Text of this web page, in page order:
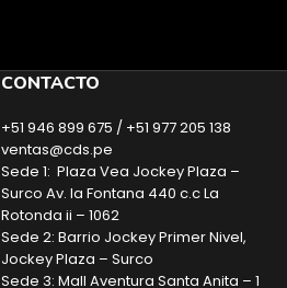
CONTACTO
+51 946 899 675 / +51 977 205 138
ventas@cds.pe
Sede 1: Plaza Vea Jockey Plaza –
Surco Av. la Fontana 440 c.c La
Rotonda ii – 1062
Sede 2: Barrio Jockey Primer Nivel,
Jockey Plaza – Surco
Sede 3: Mall Aventura Santa Anita – 1